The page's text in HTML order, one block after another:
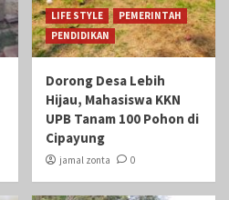
LIFE STYLE
PEMERINTAH
PENDIDIKAN
Dorong Desa Lebih
Hijau, Mahasiswa KKN
UPB Tanam 100 Pohon di
Cipayung
jamal zonta 0